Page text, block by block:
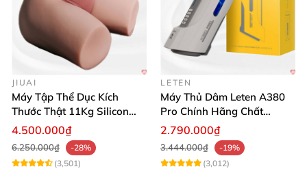
JIUAI
Máy Tập Thể Dục Kích
Thước Thật 11Kg Silicon
Cao Cấp Nhật Bản
4.500.000₫
6.250.000₫
-28%
(3,501)
LETEN
Máy Thủ Dâm Leten A380
Pro Chính Hãng Chất
Lượng Cao
2.790.000₫
3.444.000₫
-19%
(3,012)